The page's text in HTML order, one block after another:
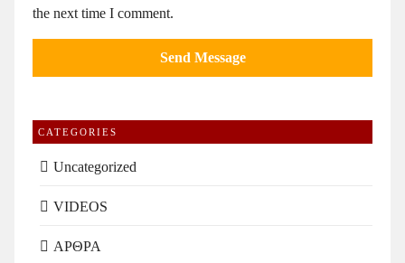
the next time I comment.
CATEGORIES
Uncategorized
VIDEOS
ΑΡΘΡΑ